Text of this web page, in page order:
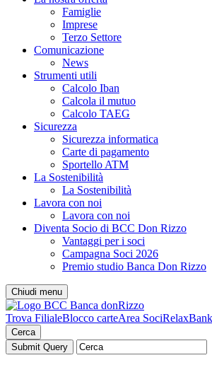
Famiglie
Imprese
Terzo Settore
Comunicazione
News
Strumenti utili
Calcolo Iban
Calcola il mutuo
Calcolo TAEG
Sicurezza
Sicurezza informatica
Carte di pagamento
Sportello ATM
La Sostenibilità
La Sostenibilità
Lavora con noi
Lavora con noi
Diventa Socio di BCC Don Rizzo
Vantaggi per i soci
Campagna Soci 2026
Premio studio Banca Don Rizzo
Chiudi menu
Trova FilialeBlocco carteArea Soci
Cerca